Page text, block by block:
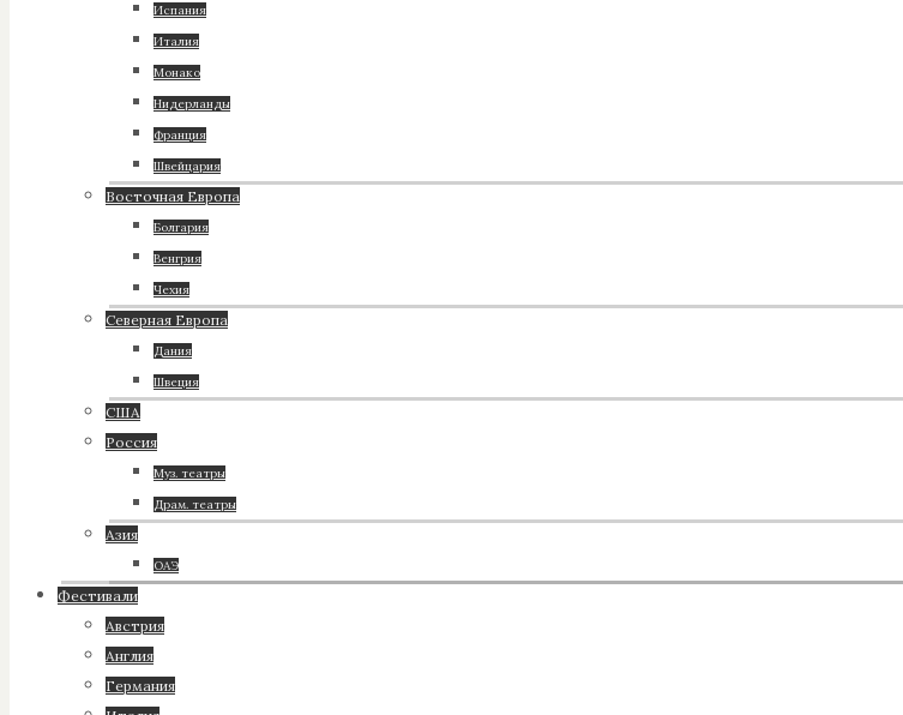
Испания
Италия
Монако
Нидерланды
Франция
Швейцария
Восточная Европа
Болгария
Венгрия
Чехия
Северная Европа
Дания
Швеция
США
Россия
Муз. театры
Драм. театры
Азия
ОАЭ
Фестивали
Австрия
Англия
Германия